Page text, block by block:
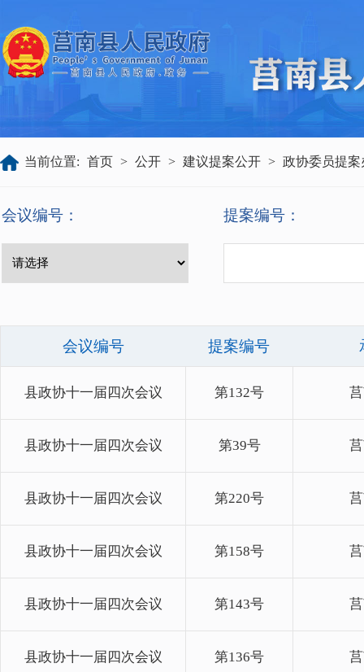
当前位置: 首页 > 公开 > 建议提案公开 > 政协委员提案
会议编号： 提案编号：
会议编号 提案编号
县政协十一届四次会议 第132号
县政协十一届四次会议 第39号
县政协十一届四次会议 第220号
县政协十一届四次会议 第158号
县政协十一届四次会议 第143号
县政协十一届四次会议 第136号